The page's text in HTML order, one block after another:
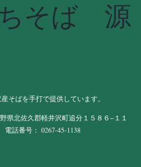
そば 源
そばを手打で提供しています。
県北佐久郡軽井沢町追分１５８６−１１
電話番号： 0267-45-1138